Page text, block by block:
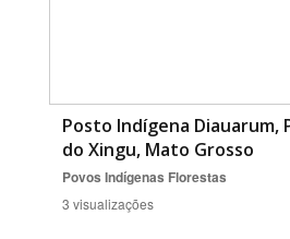
Posto Indígena Diauarum,
do Xingu, Mato Grosso
Povos Indígenas Florestas
3 visualizações